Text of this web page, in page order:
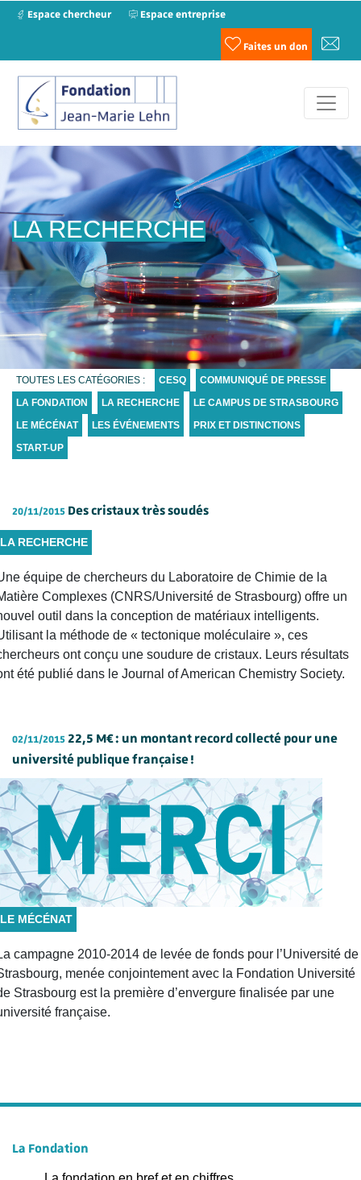
Espace chercheur Espace entreprise
Faites un don
LA RECHERCHE
TOUTES LES CATÉGORIES : CESQ
COMMUNIQUÉ DE PRESSE
LA FONDATION
LA RECHERCHE
LE CAMPUS DE STRASBOURG
LE MÉCÉNAT
LES ÉVÉNEMENTS
PRIX ET DISTINCTIONS
START-UP
20/11/2015 Des cristaux très soudés
LA RECHERCHE
équipe de chercheurs du Laboratoire de Chimie de la
Complexes (CNRS/Université de Strasbourg) offre un
outil dans la conception de matériaux intelligents.
la méthode de « tectonique moléculaire », ces
ont conçu une soudure de cristaux. Leurs résultats
été publié dans le Journal of American Chemistry Society.
02/11/201522,5 M€ : un montant record collecté pour une
université publique française !
LE MÉCÉNAT
campagne 2010-2014 de levée de fonds pour l’Université de
menée conjointement avec la Fondation Université
Strasbourg est la première d’envergure finalisée par une
française.
La Fondation